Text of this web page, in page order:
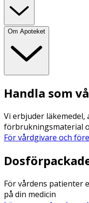
Om Apoteket
Handla som
Vi erbjuder läkemedel,
förbrukningsmaterial
För vårdgivare och
För vårdens patienter
på din medicin